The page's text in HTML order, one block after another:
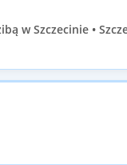
w Szczecinie •